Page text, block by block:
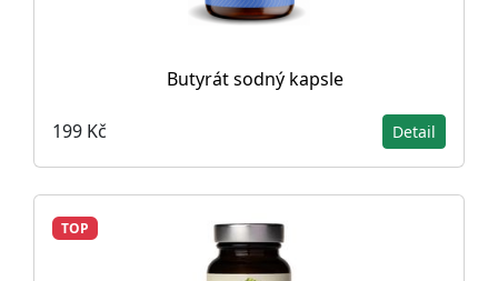
Butyrát sodný kapsle
199 Kč Detail
TOP